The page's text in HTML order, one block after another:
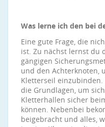
Was lerne ich den bei
Eine gute Frage, die
ist. Zu nächst lernst du
gängigen
und den Achterknoten,
Kletterseil einzubinden.
die Grundlagen, um
Kletterhallen sicher
können. Nebenbei
beigebracht und alles,